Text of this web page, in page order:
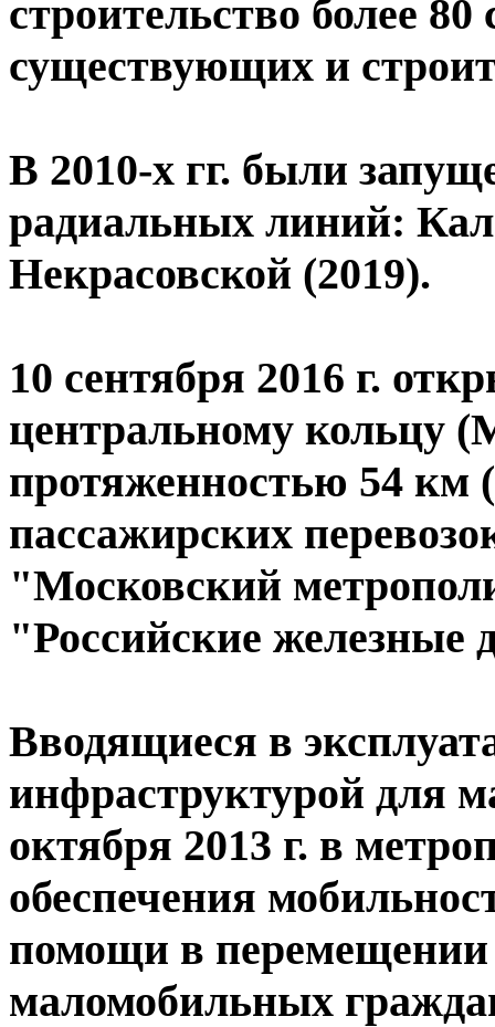
строительство более
существующих и
В 2010-х гг. были
радиальных линий:
Некрасовской (2019).
10 сентября 2016 г.
центральному кольцу
протяженностью 54 км
пассажирских
"Московский
"Российские
Вводящиеся в
инфраструктурой для
октября 2013 г. в
обеспечения
помощи в перемещении
маломобильных